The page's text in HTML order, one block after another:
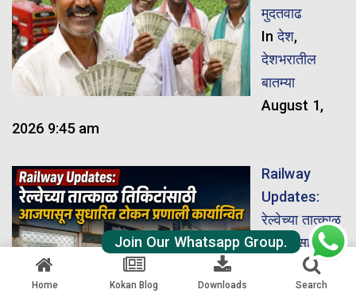
मुदतवाढ
Inदेश,
देशभरातील
बातम्या
August 1,
2026 9:45 am
Railway
Updates:
रेल्वेच्या तात्काळ
तिकिटांसाठी
आजपासून
सुधारित टोकन
Home Kokan Blog Downloads Search
Join Our Whatsapp Group.